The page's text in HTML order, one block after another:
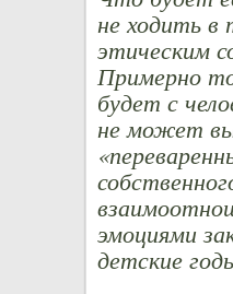
не ходить в
этическим
Примерно
будет с
не может
эмоциями
детские